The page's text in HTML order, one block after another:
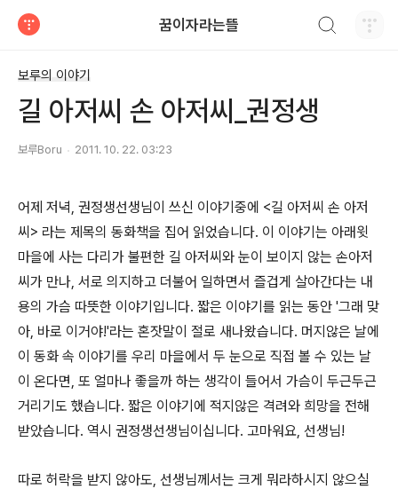
꿈이자라는뜰
보루의 이야기
길 아저씨 손 아저씨_권정생
보루Boru 2011. 10. 22. 03:23
어제 저녁, 권정생선생님이 쓰신 이야기중에 <길 아저씨 손 아저
씨> 라는 제목의 동화책을 집어 읽었습니다. 이 이야기는 아래윗
마을에 사는 다리가 불편한 길 아저씨와 눈이 보이지 않는 손아저
씨가 만나, 서로 의지하고 더불어 일하면서 즐겁게 살아간다는 내
용의 가슴 따뜻한 이야기입니다. 짧은 이야기를 읽는 동안 '그래 맞
아, 바로 이거야!'라는 혼잣말이 절로 새나왔습니다. 머지않은 날에
이 동화 속 이야기를 우리 마을에서 두 눈으로 직접 볼 수 있는 날
이 온다면, 또 얼마나 좋을까 하는 생각이 들어서 가슴이 두근두근
거리기도 했습니다. 짧은 이야기에 적지않은 격려와 희망을 전해
받았습니다. 역시 권정생선생님이십니다. 고마워요, 선생님!
따로 허락을 받지 않아도, 선생님께서는 크게 뭐라하시지 않으실